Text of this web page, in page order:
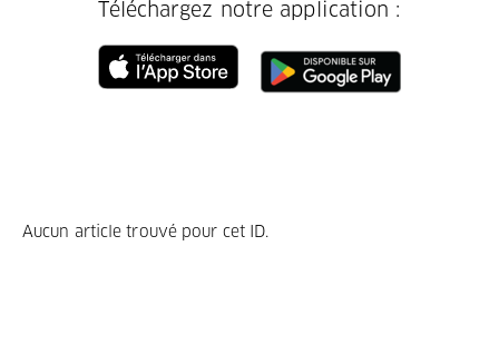
Téléchargez notre application :
Aucun article trouvé pour cet ID.